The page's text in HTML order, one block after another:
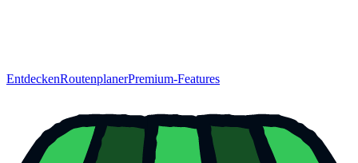
EntdeckenRoutenplanerPremium-Features